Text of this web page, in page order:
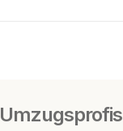
Umzugsprofis